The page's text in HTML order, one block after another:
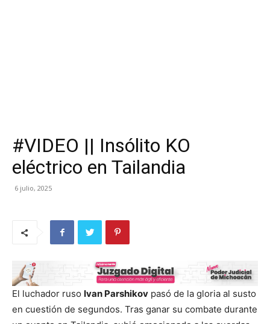
#VIDEO || Insólito KO
eléctrico en Tailandia
6 julio, 2025
El luchador ruso Ivan Parshikov pasó de la gloria al susto
en cuestión de segundos. Tras ganar su combate durante